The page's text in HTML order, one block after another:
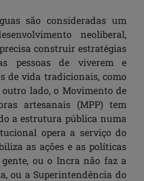
são consideradas um
neoliberal,
construir estratégias
pessoas de viverem e
de vida tradicionais, como
lado, o Movimento de
artesanais (MPP) tem
a estrutura pública numa
opera a serviço do
as ações e as políticas
ou o Incra não faz a
ou a Superintendência do